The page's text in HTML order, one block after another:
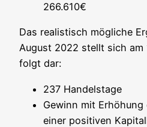
266.610€
Das rea­lis­tisch mög­li­che
August 2022 stellt sich am
folgt dar:
237 Han­dels­ta­ge
Gewinn mit
einer posi­ti­ven